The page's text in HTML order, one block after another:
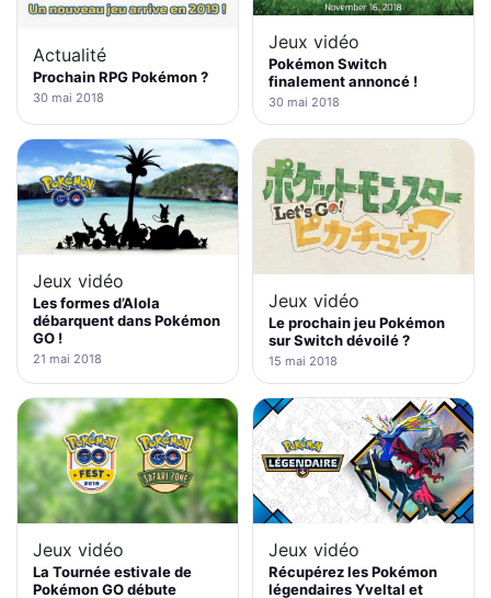
Actualité
Prochain RPG Pokémon ?
30 mai 2018
Jeux vidéo
Pokémon Switch
finalement annoncé !
30 mai 2018
Jeux vidéo
Les formes d’Alola
débarquent dans Pokémon
GO !
21 mai 2018
Jeux vidéo
Le prochain jeu Pokémon
sur Switch dévoilé ?
15 mai 2018
Jeux vidéo
La Tournée estivale de
Pokémon GO débute
Jeux vidéo
Récupérez les Pokémon
légendaires Yveltal et